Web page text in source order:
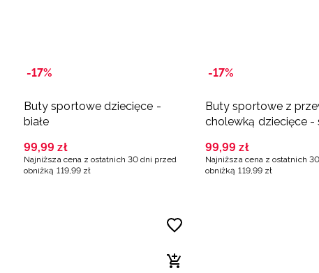
-17%
Buty sportowe dziecięce -
białe
99,99 zł
Najniższa cena z ostatnich 30 dni przed
obniżką 119,99 zł
-17%
Buty sportowe z
cholewką dziecięce -
99,99 zł
Najniższa cena z ostatnich
obniżką 119,99 zł